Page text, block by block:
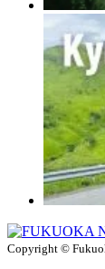
Copyright ©